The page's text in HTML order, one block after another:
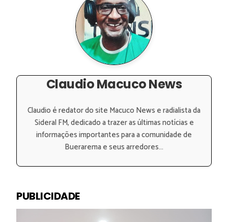
Claudio Macuco News
Claudio é redator do site Macuco News e radialista da
Sideral FM, dedicado a trazer as últimas notícias e
informações importantes para a comunidade de
Buerarema e seus arredores...
PUBLICIDADE